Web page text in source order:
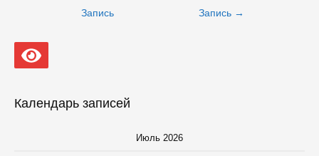
Запись
Запись →
Календарь записей
Июль 2026